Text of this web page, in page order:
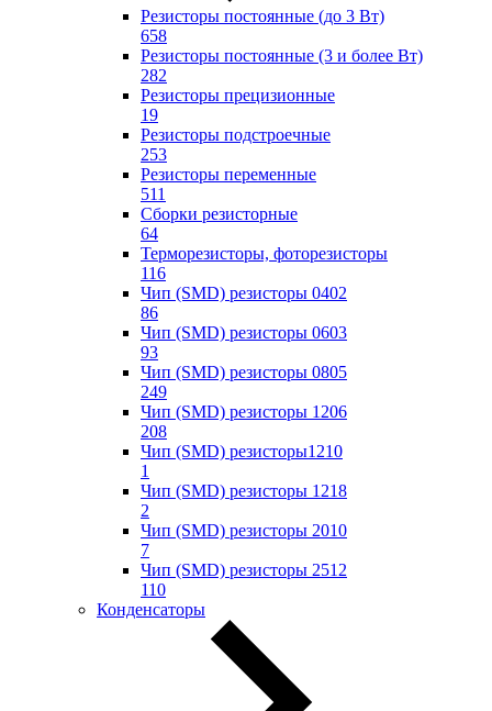
Резисторы постоянные (до 3 Вт)
658
Резисторы постоянные (3 и более Вт)
282
Резисторы прецизионные
19
Резисторы подстроечные
253
Резисторы переменные
511
Сборки резисторные
64
Терморезисторы, фоторезисторы
116
Чип (SMD) резисторы 0402
86
Чип (SMD) резисторы 0603
93
Чип (SMD) резисторы 0805
249
Чип (SMD) резисторы 1206
208
Чип (SMD) резисторы1210
1
Чип (SMD) резисторы 1218
2
Чип (SMD) резисторы 2010
7
Чип (SMD) резисторы 2512
110
Конденсаторы